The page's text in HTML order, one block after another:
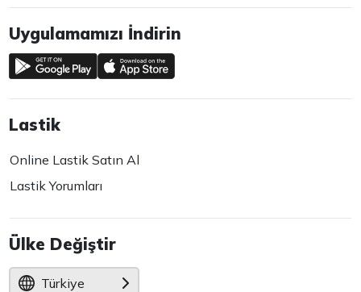
Uygulamamızı İndirin
Lastik
Online Lastik Satın Al
Lastik Yorumları
Ülke Değiştir
Türkiye